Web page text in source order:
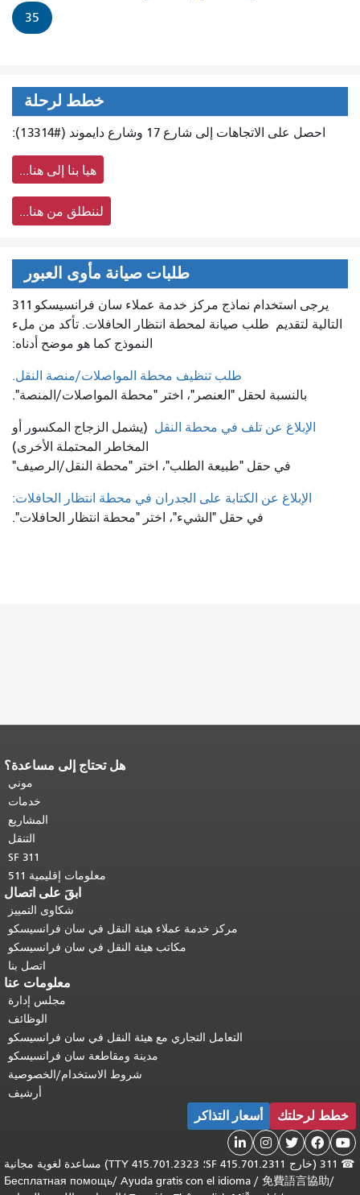
35
خطط لرحلة
احصل على الاتجاهات إلى شارع 17 وشارع دايموند (#13314):
هيا بنا إلى هنا...
لننطلق من هنا...
طلبات صيانة مأوى العبور
يرجى استخدام نماذج مركز خدمة عملاء سان فرانسيسكو 311
التالية لتقديم طلب صيانة لمحطة انتظار الحافلات. تأكد من ملء
النموذج كما هو موضح أدناه:
طلب تنظيف محطة المواصلات/منصة النقل.
بالنسبة لحقل "العنصر"، اختر "محطة المواصلات/المنصة".
الإبلاغ عن تلف في محطة النقل (يشمل الزجاج المكسور أو
المخاطر المحتملة الأخرى)
في حقل "طبيعة الطلب"، اختر "محطة النقل/الرصيف"
الإبلاغ عن الكتابة على الجدران في محطة انتظار الحافلات:
في حقل "الشيء"، اختر "محطة انتظار الحافلات".
هل تحتاج إلى مساعدة؟
موني
خدمات
المشاريع
التنقل
SF 311
معلومات إقليمية 511
ابقَ على اتصال
شكاوى التمييز
مركز خدمة عملاء هيئة النقل في سان فرانسيسكو
مكاتب هيئة النقل في سان فرانسيسكو
اتصل بنا
معلومات عنا
مجلس إدارة
الوظائف
التعامل التجاري مع هيئة النقل في سان فرانسيسكو
مدينة ومقاطعة سان فرانسيسكو
شروط الاستخدام/الخصوصية
أرشيف
خطط لرحلتك أسعار التذاكر





☎
311 (خارج SF 415.701.2311؛ TTY 415.701.2323) مساعدة لغوية مجانية
/
免費語言協助
/
Ayuda gratis con el idioma
/
Бесплатная помощь